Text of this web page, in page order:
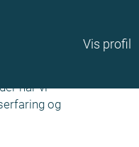
Vis profil
når vi
og